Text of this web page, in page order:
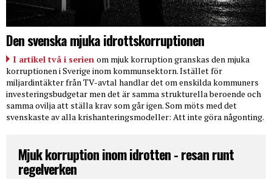
Den svenska mjuka idrottskorruptionen
I artikel två i serien om mjuk korruption granskas den mjuka
korruptionen i Sverige inom kommunsektorn. Istället för
miljardintäkter från TV-avtal handlar det om enskilda kommuners
investeringsbudgetar men det är samma strukturella beroende och
samma ovilja att ställa krav som går igen. Som möts med det
svenskaste av alla krishanteringsmodeller: Att inte göra någonting.
Mjuk korruption inom idrotten - resan runt
regelverken